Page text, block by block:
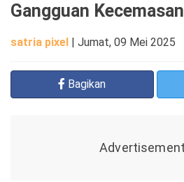
Gangguan Kecemasan
satria pixel | Jumat, 09 Mei 2025
Bagikan